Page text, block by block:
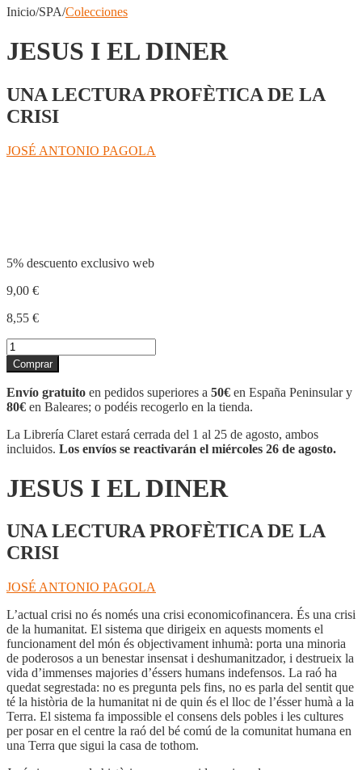
Inicio/SPA/Colecciones
JESUS I EL DINER
UNA LECTURA PROFÈTICA DE LA
CRISI
JOSÉ ANTONIO PAGOLA
5% descuento exclusivo web
9,00 €
8,55 €
JESUS
I
EL
DINER
cantidad
Comprar
Envío gratuito en pedidos superiores a 50€ en España Peninsular y
80€ en Baleares; o podéis recogerlo en la tienda.
La Librería Claret estará cerrada del 1 al 25 de agosto, ambos
incluidos. Los envíos se reactivarán el miércoles 26 de agosto.
JESUS I EL DINER
UNA LECTURA PROFÈTICA DE LA
CRISI
JOSÉ ANTONIO PAGOLA
L’actual crisi no és només una crisi economicofinancera. És una crisi
de la humanitat. El sistema que dirigeix en aquests moments el
funcionament del món és objectivament inhumà: porta una minoria
de poderosos a un benestar insensat i deshumanitzador, i destrueix la
vida d’immenses majories d’éssers humans indefensos. La raó ha
quedat segrestada: no es pregunta pels fins, no es parla del sentit que
té la història de la humanitat ni de quin és el lloc de l’ésser humà a la
Terra. El sistema fa impossible el consens dels pobles i les cultures
per posar en el centre la raó del bé comú de la comunitat humana en
una Terra que sigui la casa de tothom.